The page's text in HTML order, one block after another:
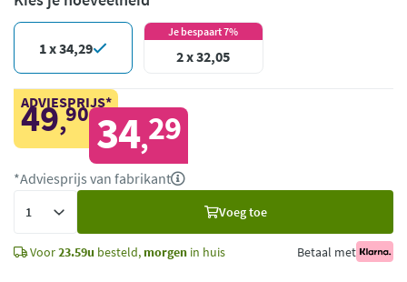
1 x 34,29
Je bespaart 7%
2 x 32,05
ADVIESPRIJS*
49,90 34,29
*Adviesprijs van fabrikant
Voeg toe
Voor23.59u besteld, morgen in huis Betaal met